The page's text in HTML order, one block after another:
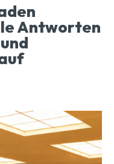
Antworten